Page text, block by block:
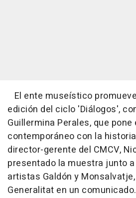
El ente museístico
edición del ciclo 'Diálogos',
Guillermina Perales, que
contemporáneo con la
director-gerente del CMCV,
presentado la muestra junto
artistas Galdón y
Generalitat en un comunicado.